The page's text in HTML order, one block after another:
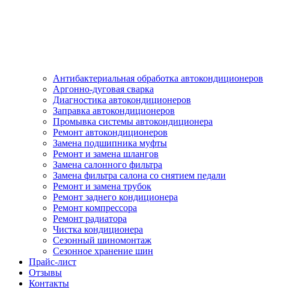
Антибактериальная обработка автокондиционеров
Аргонно-дуговая сварка
Диагностика автокондиционеров
Заправка автокондиционеров
Промывка системы автокондиционера
Ремонт автокондиционеров
Замена подшипника муфты
Ремонт и замена шлангов
Замена салонного фильтра
Замена фильтра салона со снятием педали
Ремонт и замена трубок
Ремонт заднего кондиционера
Ремонт компрессора
Ремонт радиатора
Чистка кондиционера
Сезонный шиномонтаж
Сезонное хранение шин
Прайс-лист
Отзывы
Контакты